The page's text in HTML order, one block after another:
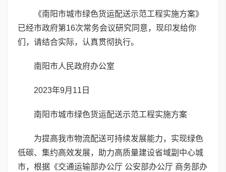
《南阳市城市绿色货运配送示范工程实施方案》
已经市政府第16次常务会议研究同意，现印发给你
们，请结合实际，认真贯彻执行。
南阳市人民政府办公室
2023年9月11日
南阳市城市绿色货运配送示范工程实施方案
为提高我市物流配送可持续发展能力，实现绿色
低碳、集约高效发展，助力高质量建设省域副中心城
市，根据《交通运输部办公厅 公安部办公厅 商务部办